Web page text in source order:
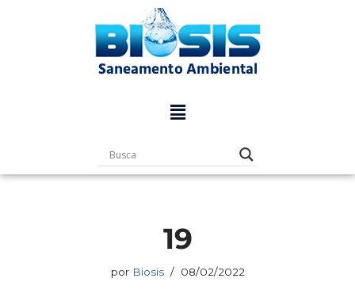
19
por Biosis 08/02/2022